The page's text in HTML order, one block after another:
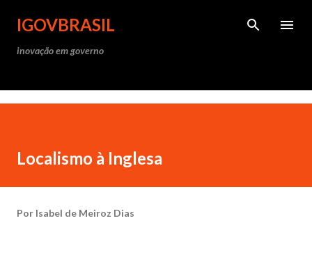
Pular para o conteúdo
IGOVBRASIL
inovação em governo
Localismo à Inglesa
Por Isabel de Meiroz Dias